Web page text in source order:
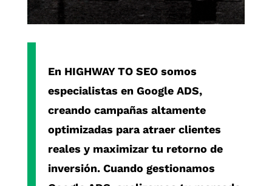
En HIGHWAY TO SEOsomos
especialistas en Google ADS,
creando campañas altamente
optimizadas para atraer clientes
reales y maximizar tu retorno de
inversión. Cuando gestionamos